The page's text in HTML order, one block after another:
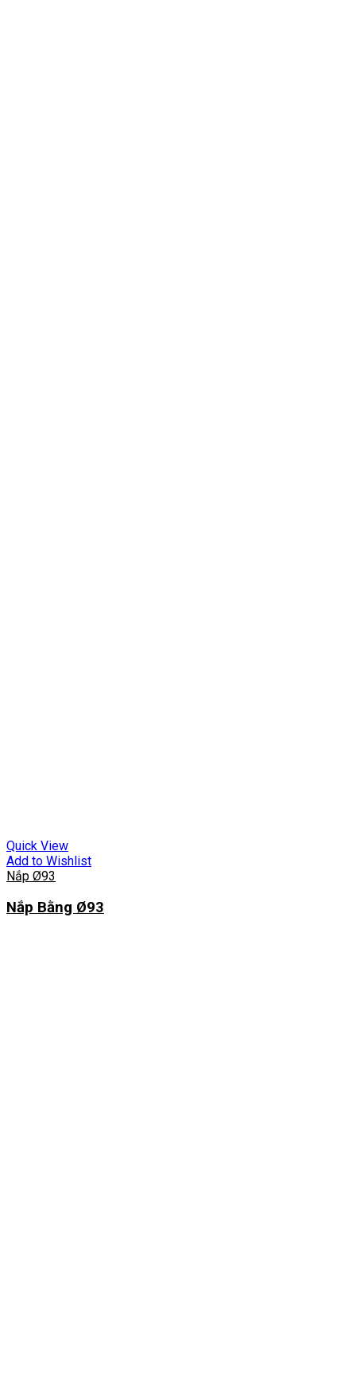
Quick View
Add to Wishlist
Nắp Ø93
Nắp Bằng Ø93